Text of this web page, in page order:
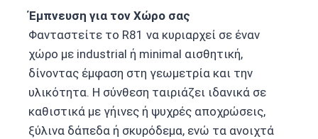
Έμπνευση για τον Χώρο σας
Φανταστείτε το R81 να κυριαρχεί σε έναν
χώρο με industrial ή minimal αισθητική,
δίνοντας έμφαση στη γεωμετρία και την
υλικότητα. Η σύνθεση ταιριάζει ιδανικά σε
καθιστικά με γήινες ή ψυχρές αποχρώσεις,
ξύλινα δάπεδα ή σκυρόδεμα, ενώ τα ανοιχτά